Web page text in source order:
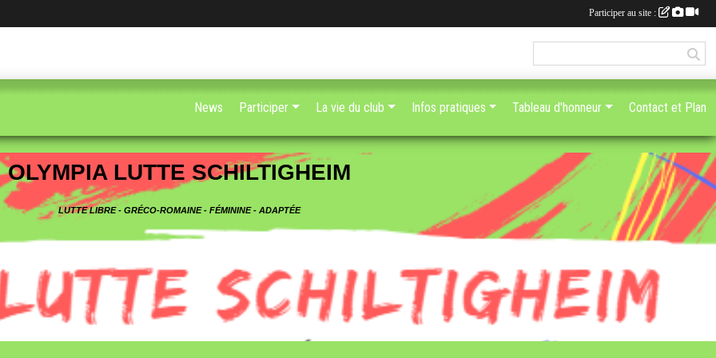
OLYMPIA LUTTE SCHILTIGHEIM
LUTTE LIBRE - GRÉCO-ROMAINE - FÉMININE - ADAPTÉE
News Participer La vie du club Infos pratiques Tableau d'honneur Contact et Plan
Participer au site :